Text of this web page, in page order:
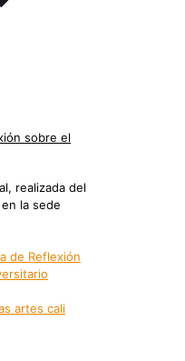
sobre el
realizada del
la sede
de Reflexión